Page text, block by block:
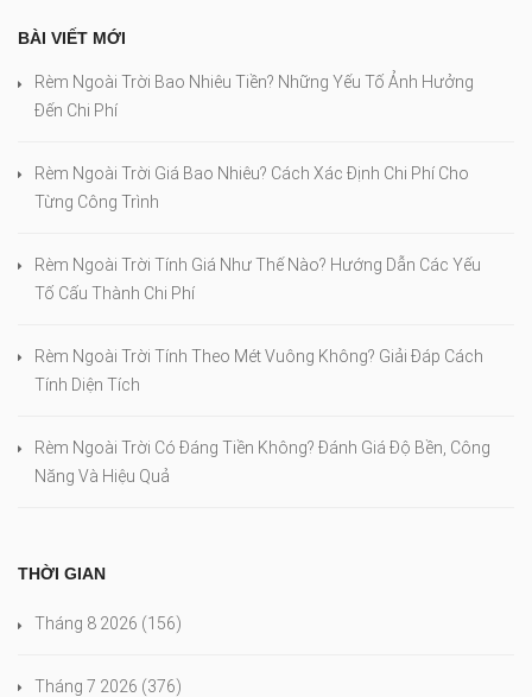
BÀI VIẾT MỚI
Rèm Ngoài Trời Bao Nhiêu Tiền? Những Yếu Tố Ảnh Hưởng
Đến Chi Phí
Rèm Ngoài Trời Giá Bao Nhiêu? Cách Xác Định Chi Phí Cho
Từng Công Trình
Rèm Ngoài Trời Tính Giá Như Thế Nào? Hướng Dẫn Các Yếu
Tố Cấu Thành Chi Phí
Rèm Ngoài Trời Tính Theo Mét Vuông Không? Giải Đáp Cách
Tính Diện Tích
Rèm Ngoài Trời Có Đáng Tiền Không? Đánh Giá Độ Bền, Công
Năng Và Hiệu Quả
THỜI GIAN
Tháng 8 2026 (156)
Tháng 7 2026 (376)